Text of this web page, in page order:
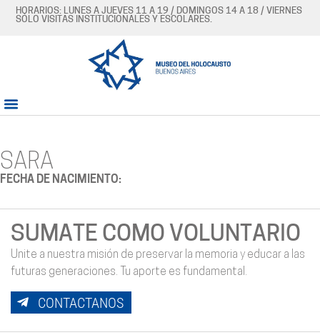
HORARIOS: LUNES A JUEVES 11 A 19 / DOMINGOS 14 A 18 / VIERNES
SÓLO VISITAS INSTITUCIONALES Y ESCOLARES.
SARA
FECHA DE NACIMIENTO:
SUMATE COMO VOLUNTARIO
Unite a nuestra misión de preservar la memoria y educar a las
futuras generaciones. Tu aporte es fundamental.
CONTACTANOS